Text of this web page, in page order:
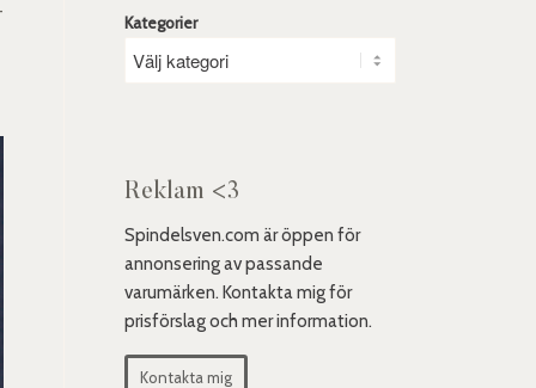
Kategorier
Reklam <3
Spindelsven.com är öppen för
annonsering av passande
varumärken. Kontakta mig för
prisförslag och mer information.
Kontakta mig